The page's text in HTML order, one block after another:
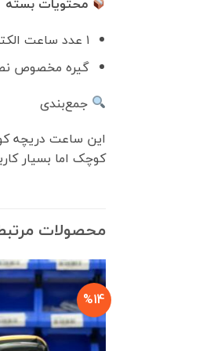
۱ عدد ساعت الکترونیکی دریچه کولر خودرو
گیره مخصوص
جمع‌بندی
این ساعت دریچه
کوچک اما بسیار
محصولات
%14